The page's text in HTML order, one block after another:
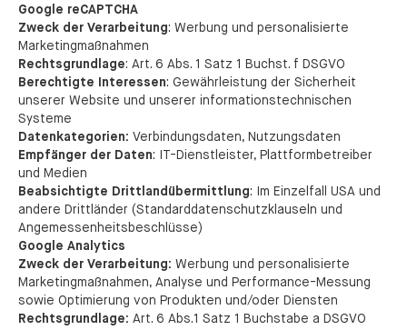
Google reCAPTCHA
Zweck der Verarbeitung: Werbung und personalisierte
Marketingmaßnahmen
Rechtsgrundlage: Art. 6 Abs. 1 Satz 1 Buchst. f DSGVO
Berechtigte Interessen: Gewährleistung der Sicherheit
unserer Website und unserer informationstechnischen
Systeme
Datenkategorien: Verbindungsdaten, Nutzungsdaten
Empfänger der Daten: IT-Dienstleister, Plattformbetreiber
und Medien
Beabsichtigte Drittlandübermittlung: Im Einzelfall USA und
andere Drittländer (Standarddatenschutzklauseln und
Angemessenheitsbeschlüsse)
Google Analytics
Zweck der Verarbeitung: Werbung und personalisierte
Marketingmaßnahmen, Analyse und Performance-Messung
sowie Optimierung von Produkten und/oder Diensten
Rechtsgrundlage: Art. 6 Abs.1 Satz 1 Buchstabe a DSGVO